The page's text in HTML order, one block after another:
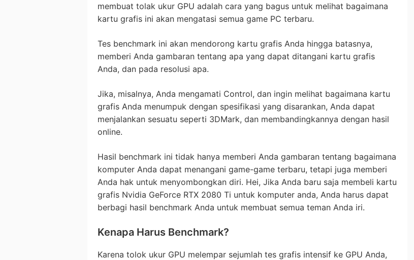
membuat tolak ukur GPU adalah cara yang bagus untuk melihat bagaimana
kartu grafis ini akan mengatasi semua game PC terbaru.
Tes benchmark ini akan mendorong kartu grafis Anda hingga batasnya,
memberi Anda gambaran tentang apa yang dapat ditangani kartu grafis
Anda, dan pada resolusi apa.
Jika, misalnya, Anda mengamati Control, dan ingin melihat bagaimana kartu
grafis Anda menumpuk dengan spesifikasi yang disarankan, Anda dapat
menjalankan sesuatu seperti 3DMark, dan membandingkannya dengan hasil
online.
Hasil benchmark ini tidak hanya memberi Anda gambaran tentang bagaimana
komputer Anda dapat menangani game-game terbaru, tetapi juga memberi
Anda hak untuk menyombongkan diri. Hei, Jika Anda baru saja membeli kartu
grafis Nvidia GeForce RTX 2080 Ti untuk komputer anda, Anda harus dapat
berbagi hasil benchmark Anda untuk membuat semua teman Anda iri.
Kenapa Harus Benchmark?
Karena tolok ukur GPU melempar sejumlah tes grafis intensif ke GPU Anda,